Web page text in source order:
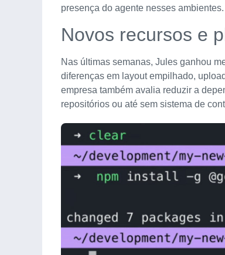
presença do agente nesses ambientes.
Novos recursos e
Nas últimas semanas, Jules ganhou
diferenças em layout empilhado,
empresa também avalia reduzir a
repositórios ou até sem sistema de